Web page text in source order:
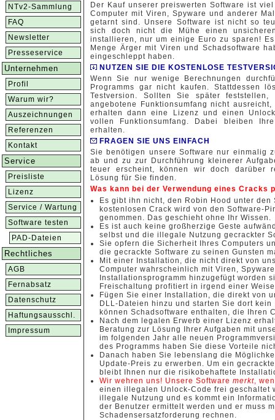
NTv2-Sammlung
FAQ
Newsletter
Presseservice
Unternehmen
Profil
Warum wir?
Auszeichnungen
Referenzen
Kontakt
Service
Preisliste
Lizenz
Service / Wartung
Software testen
PAD-Dateien
Rechtliches
AGB
Fernabsatz
Datenschutz
Haftungsausschl.
Impressum
Der Kauf unserer preiswerten Software ist
Computer mit Viren, Spyware und anderer
getarnt sind. Unsere Software ist nicht so
sich doch nicht die Mühe einen
installieren, nur um einige Euro zu sparen!
Menge Ärger mit Viren und Schadsoftware
eingeschleppt haben.
NUTZEN SIE DIE KOSTENLOSE
Wenn Sie nur wenige Berechnungen
Programms gar nicht kaufen. Stattdessen
Testversion. Sollten Sie später
angebotene Funktionsumfang nicht
erhalten dann eine Lizenz und einen
vollen Funktionsumfang. Dabei bleiben
erhalten.
FRAGEN SIE UNS EINFACH
Sie benötigen unsere Software nur einmalig
ab und zu zur Durchführung kleinerer
teuer erscheint, können wir doch darüber
Lösung für Sie finden.
Was kann bei der Verwendung eines Cracks
Es gibt ihn nicht, den Robin Hood unter
kostenlosen Crack wird von den Software-
genommen. Das geschieht ohne Ihr Wissen.
Es ist auch keine großherzige Geste
selbst und die illegale Nutzung gecrackter
Sie opfern die Sicherheit Ihres Computers
die gecrackte Software zu seinen Gunsten
Mit einer Installation, die nicht direkt von
Computer wahrscheinlich mit Viren,
Installationsprogramm hinzugefügt worden
Freischaltung profitiert in irgend einer
Fügen Sie einer Installation, die direkt von
DLL-Dateien hinzu und starten Sie dort
können Schadsoftware enthalten, die Ihren
Nach dem legalen Erwerb einer Lizenz
Beratung zur Lösung Ihrer Aufgaben mit
im folgenden Jahr alle neuen
des Programms haben Sie diese Vorteile
Danach haben Sie lebenslang die
Update-Preis zu erwerben. Um ein
bleibt Ihnen nur die risikobehaftete
Wir wehren uns! Unsere Software merkt,
einen illegalen Unlock-Code frei geschaltet
illegale Nutzung und es kommt ein
der Benutzer ermittelt werden und er muss
Schadensersatzforderung rechnen.